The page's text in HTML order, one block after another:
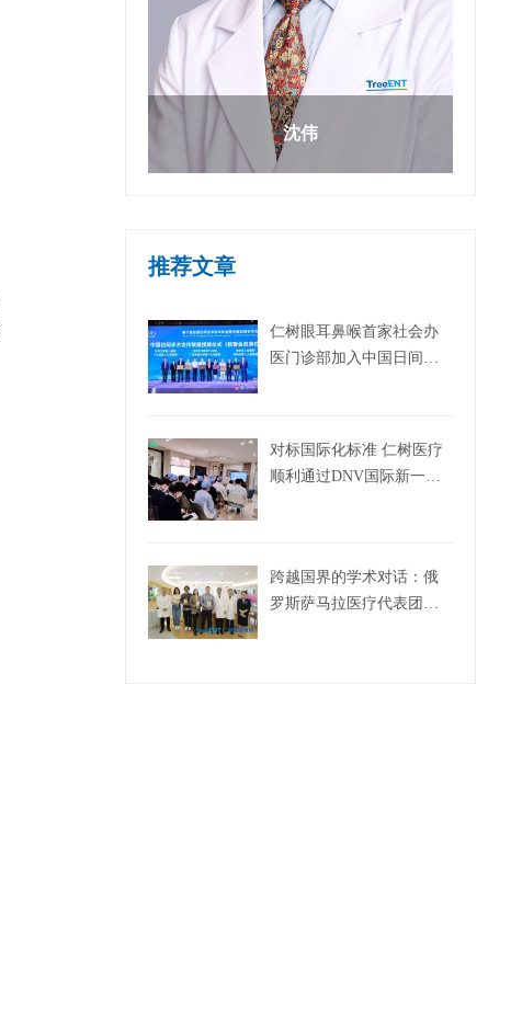
沈伟
推荐文章
仁树眼耳鼻喉首家社会办
医门诊部加入中国日间手
对标国际化标准 仁树医疗
顺利通过DNV国际新一轮
跨越国界的学术对话：俄
罗斯萨马拉医疗代表团到